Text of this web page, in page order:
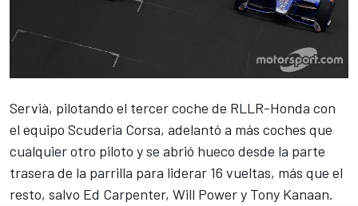
Servià, pilotando el tercer coche de RLLR-Honda con
el equipo Scuderia Corsa, adelantó a más coches que
cualquier otro piloto y se abrió hueco desde la parte
trasera de la parrilla para liderar 16 vueltas, más que el
resto, salvo Ed Carpenter, Will Power y Tony Kanaan.